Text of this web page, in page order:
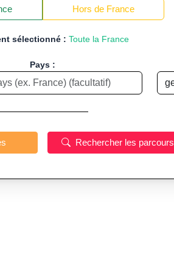
Hors de France
sélectionné : Toute la France
Pays :
Rechercher les parcours